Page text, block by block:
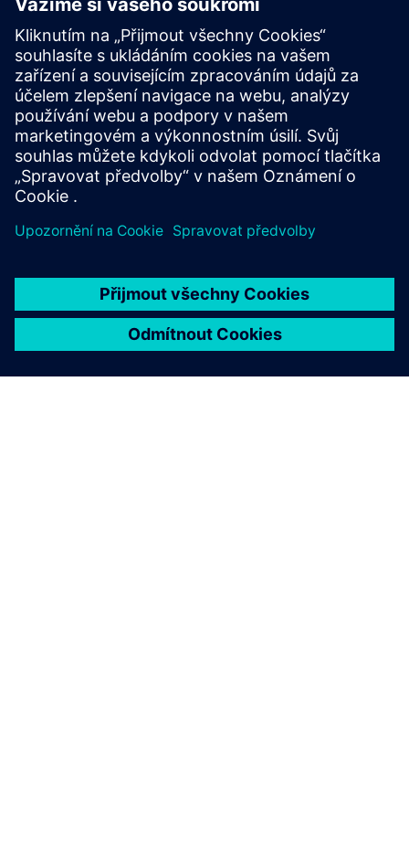
HELLER Tokn & Digital Twin -
Perfect Match for Training
Kompaktní CNC stroj značky HELLER s ovládáním
SINUMERIK ONE s přidruženým Digital Twin otevírá nové
možnosti technického tréninku.
Další informace